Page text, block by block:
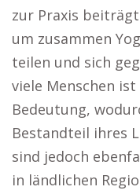
zur Praxis
um zusammen
teilen und sich
viele Menschen
Bedeutung,
Bestandteil ihres
sind jedoch
in ländlichen